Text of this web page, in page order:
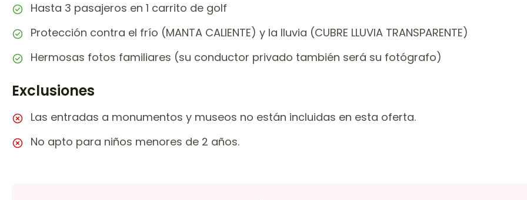
Hasta 3 pasajeros en 1 carrito de golf
Protección contra el frío (MANTA CALIENTE) y la lluvia (CUBRE LLUVIA TRANSPARENTE)
Hermosas fotos familiares (su conductor privado también será su fotógrafo)
Exclusiones
Las entradas a monumentos y museos no están incluidas en esta oferta.
No apto para niños menores de 2 años.